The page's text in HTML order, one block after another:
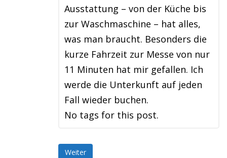
Ausstattung – von der Küche bis
zur Waschmaschine – hat alles,
was man braucht. Besonders die
kurze Fahrzeit zur Messe von nur
11 Minuten hat mir gefallen. Ich
werde die Unterkunft auf jeden
Fall wieder buchen.
No tags for this post.
Weiter